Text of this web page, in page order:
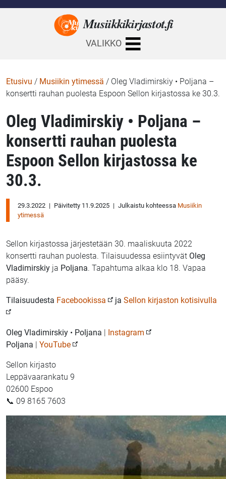
Musiikkikirjastot.fi
VALIKKO
Etusivu / Musiikin ytimessä / Oleg Vladimirskiy • Poljana –
konsertti rauhan puolesta Espoon Sellon kirjastossa ke 30.3.
Oleg Vladimirskiy • Poljana –
konsertti rauhan puolesta
Espoon Sellon kirjastossa ke
30.3.
29.3.2022 | Päivitetty 11.9.2025 | Julkaistu kohteessa Musiikin
ytimessä
Sellon kirjastossa järjestetään 30. maaliskuuta 2022
konsertti rauhan puolesta. Tilaisuudessa esiintyvät Oleg
Vladimirskiy ja Poljana. Tapahtuma alkaa klo 18. Vapaa
pääsy.
Tilaisuudesta Facebookissa ja Sellon kirjaston kotisivulla
Oleg Vladimirskiy • Poljana | Instagram
Poljana | YouTube
Sellon kirjasto
Leppävaarankatu 9
02600 Espoo
📞 09 8165 7603